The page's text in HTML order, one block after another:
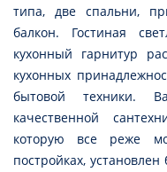
типа, две спальни,
балкон. Гостиная
кухонный гарнитур
кухонных
бытовой техники.
качественной
которую все реже
постройках,